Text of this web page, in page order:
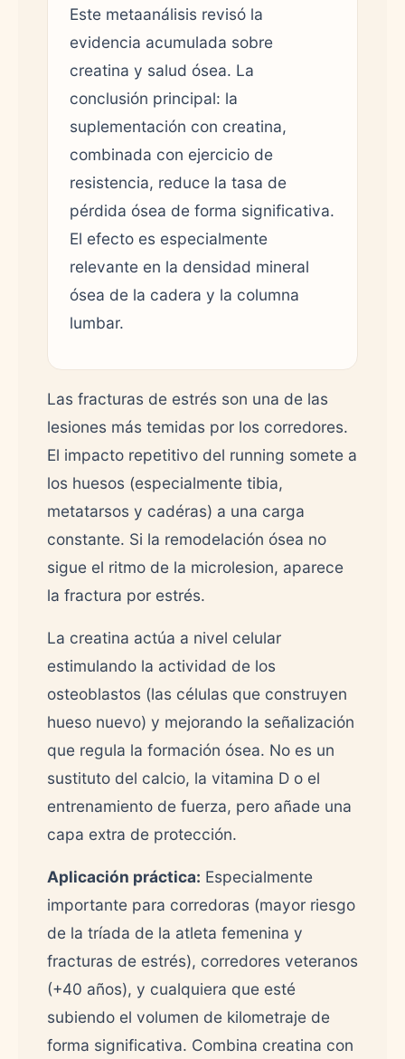
Este metaanálisis revisó la
evidencia acumulada sobre
creatina y salud ósea. La
conclusión principal: la
suplementación con creatina,
combinada con ejercicio de
resistencia, reduce la tasa de
pérdida ósea de forma significativa.
El efecto es especialmente
relevante en la densidad mineral
ósea de la cadera y la columna
lumbar.
Las fracturas de estrés son una de las
lesiones más temidas por los corredores.
El impacto repetitivo del running somete a
los huesos (especialmente tibia,
metatarsos y cadéras) a una carga
constante. Si la remodelación ósea no
sigue el ritmo de la microlesion, aparece
la fractura por estrés.
La creatina actúa a nivel celular
estimulando la actividad de los
osteoblastos (las células que construyen
hueso nuevo) y mejorando la señalización
que regula la formación ósea. No es un
sustituto del calcio, la vitamina D o el
entrenamiento de fuerza, pero añade una
capa extra de protección.
Aplicación práctica: Especialmente
importante para corredoras (mayor riesgo
de la tríada de la atleta femenina y
fracturas de estrés), corredores veteranos
(+40 años), y cualquiera que esté
subiendo el volumen de kilometraje de
forma significativa. Combina creatina con